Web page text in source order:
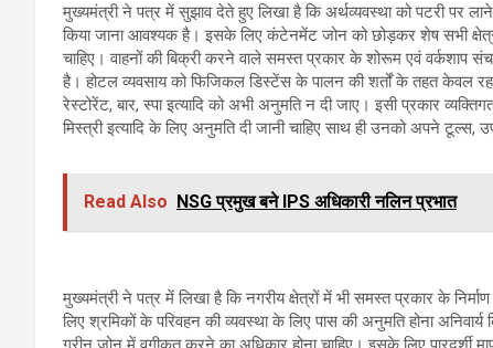
मुख्यमंत्री ने पत्र में सुझाव देते हुए लिखा है कि अर्थव्यवस्था को पटरी पर लाने
किया जाना आवश्यक है। इसके लिए कंटेनमेंट जोन को छोड़कर शेष सभी
चाहिए। वाहनों की बिक्री करने वाले समस्त प्रकार के शोरूम एवं
है। होटल व्यवसाय को फिजिकल डिस्टेंस के पालन की शर्तों के तहत केवल
रेस्टोरेंट, बार, स्पा इत्यादि को अभी अनुमति न दी जाए। इसी प्रकार
मिस्त्री इत्यादि के लिए अनुमति दी जानी चाहिए साथ ही उनको अपने
Read Also NSG प्रमुख बने IPS अधिकारी नलिन प्रभात
मुख्यमंत्री ने पत्र में लिखा है कि नगरीय क्षेत्रों में भी समस्त प्रकार के
लिए श्रमिकों के परिवहन की व्यवस्था के लिए पास की अनुमति होना